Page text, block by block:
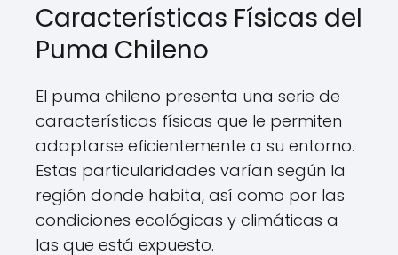
Características Físicas del
Puma Chileno
El puma chileno presenta una serie de
características físicas que le permiten
adaptarse eficientemente a su entorno.
Estas particularidades varían según la
región donde habita, así como por las
condiciones ecológicas y climáticas a
las que está expuesto.